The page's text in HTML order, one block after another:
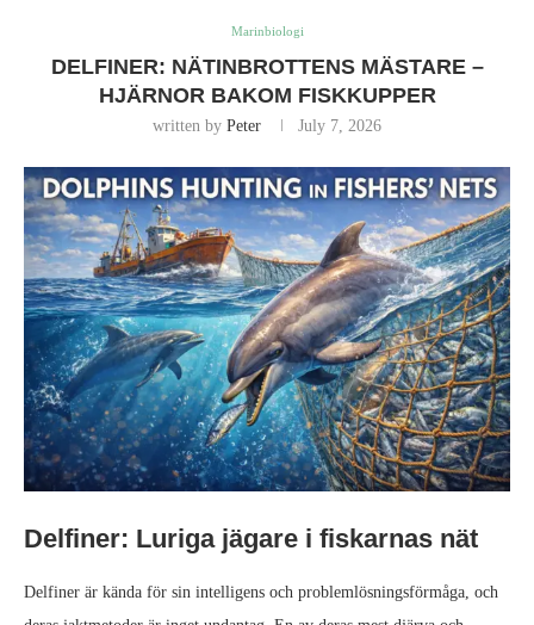
Marinbiologi
DELFINER: NÄTINBROTTENS MÄSTARE –
HJÄRNOR BAKOM FISKKUPPER
written by Peter July 7, 2026
Delfiner: Luriga jägare i fiskarnas nät
Delfiner är kända för sin intelligens och problemlösningsförmåga, och